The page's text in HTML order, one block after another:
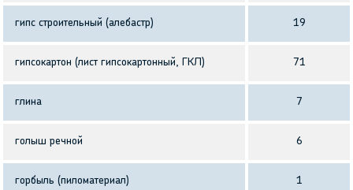
гипс строительный (алебастр) 19
гипсокартон (лист гипсокартонный, ГКЛ) 71
глина 7
голыш речной 6
горбыль (пиломатериал) 1